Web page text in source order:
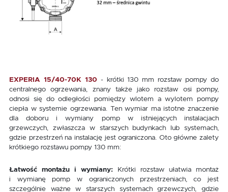
EXPERIA 15/40-70K 130 - krótki 130 mm rozstaw pompy do
centralnego ogrzewania, znany także jako rozstaw osi pompy,
odnosi się do odległości pomiędzy wlotem a wylotem pompy
ciepła w systemie ogrzewania. Ten wymiar ma istotne znaczenie
dla doboru i wymiany pomp w istniejących instalacjach
grzewczych, zwłaszcza w starszych budynkach lub systemach,
gdzie przestrzeń na instalację jest ograniczona. Oto główne zalety
krótkiego rozstawu pompy 130 mm:
Łatwość montażu i wymiany: Krótki rozstaw ułatwia montaż
i wymianę pomp w ograniczonych przestrzeniach, co jest
szczególnie ważne w starszych systemach grzewczych, gdzie